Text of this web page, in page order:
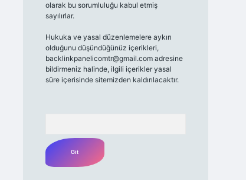
olarak bu sorumluluğu kabul etmiş
sayılırlar.
Hukuka ve yasal düzenlemelere aykırı
olduğunu düşündüğünüz içerikleri,
backlinkpanelicomtr@gmail.comadresine
bildirmeniz halinde, ilgili içerikler yasal
süre içerisinde sitemizden kaldırılacaktır.